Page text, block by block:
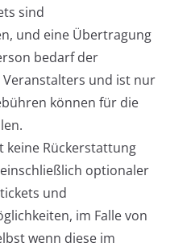
sind
und eine Übertragung
bedarf der
Veranstalters und ist nur
können für die
keine Rückerstattung
optionaler
und
im Falle von
wenn diese im